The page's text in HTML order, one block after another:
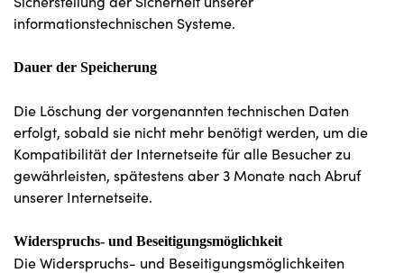
informationstechnischen Systeme.
Dauer der Speicherung
Die Löschung der vorgenannten technischen Daten
erfolgt, sobald sie nicht mehr benötigt werden, um die
Kompatibilität der Internetseite für alle Besucher zu
gewährleisten, spätestens aber 3 Monate nach Abruf
unserer Internetseite.
Widerspruchs- und Beseitigungsmöglichkeit
Die Widerspruchs- und Beseitigungsmöglichkeiten